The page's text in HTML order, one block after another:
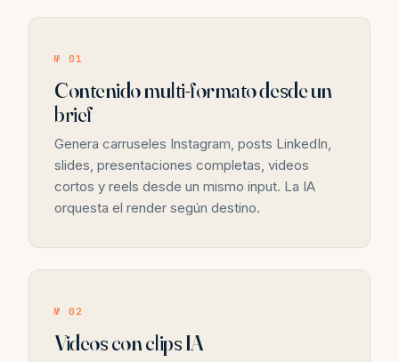
№ 01
Contenido multi-formato desde un
brief
Genera carruseles Instagram, posts LinkedIn,
slides, presentaciones completas, videos
cortos y reels desde un mismo input. La IA
orquesta el render según destino.
№ 02
Videos con clips IA